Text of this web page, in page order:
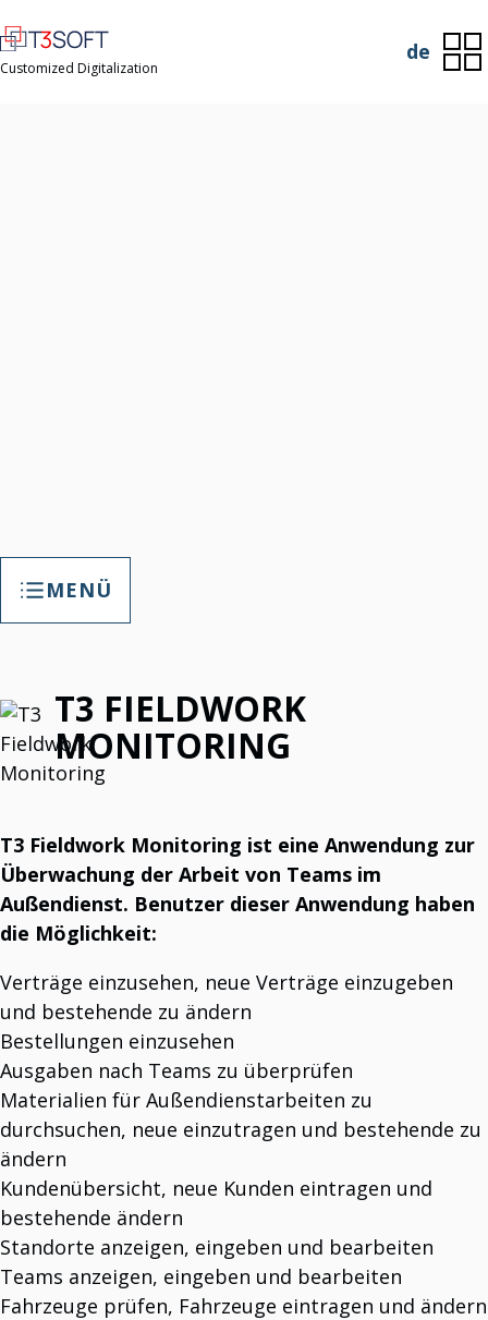
Customized Digitalization
de
MENÜ
TAP Smart Factory – Ihre Chance
Die Fabrik mit maßgeschneiderter Digitalisierung stärken.
T3Soft – Maßgeschneiderte Digitalisierung
T3Soft. Maßgeschneiderte Digitalisierung.
T3 Helpdesk-Software
IT-Support, Wartungsverfolgung & mehr.
T3 Kalender
Führung von Mitarbeiterakten.
T3B-Paket
T3B Paket ist ein HR-Tool.
T3 Portal
T3 OneSpace
Dokumente verwalten.
T3 Inventory
Schnelle, flexible und kosteneffiziente Portal-Lösungen Na engleskom (za web
sajt): Fast, Flexible, and Cost-Effective Portal Solutions Spremno za sledeći izraz.
SMART COMMUNICATOR
Intelligente Industrie
Ihr Partner für das Management von Industrie 4.0.
Intelligente Stadt
Verbessert das tägliche Leben mit innovativer Technologie.
Intelligenter Campus
Die Zukunft des Universitätslebens.
Smart Horeca
Horeca-Einrichtungen verwalten.
Intelligente Landwirtschaft
Nachhaltige Landwirtschaft managen.
T3 FIELDWORK
MONITORING
T3 Fieldwork Monitoring ist eine Anwendung zur
Überwachung der Arbeit von Teams im
Außendienst. Benutzer dieser Anwendung haben
die Möglichkeit:
Verträge einzusehen, neue Verträge einzugeben
und bestehende zu ändern
Bestellungen einzusehen
Ausgaben nach Teams zu überprüfen
Materialien für Außendienstarbeiten zu
durchsuchen, neue einzutragen und bestehende zu
ändern
Kundenübersicht, neue Kunden eintragen und
bestehende ändern
Standorte anzeigen, eingeben und bearbeiten
Teams anzeigen, eingeben und bearbeiten
Fahrzeuge prüfen, Fahrzeuge eintragen und ändern